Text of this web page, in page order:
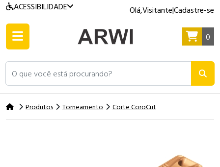
ACESSIBILIDADE Olá,Visitante|Cadastre-se
O que você está procurando?
0
Produtos Torneamento Corte CoroCut